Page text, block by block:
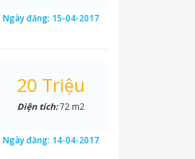
Ngày đăng: 15-04-2017
20 Triệu
Diện tích:72 m2
Ngày đăng: 14-04-2017